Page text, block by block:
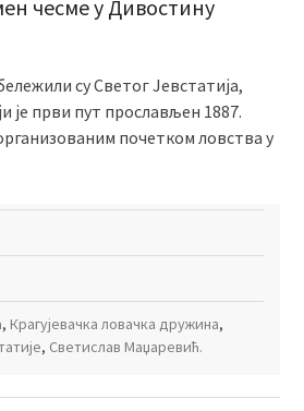
чесме у Дивостину
су Светог Јевстатија,
је први пут прослављен 1887.
почетком ловства у
, Крагујевачка ловачка дружина,
, Светислав Маџаревић.